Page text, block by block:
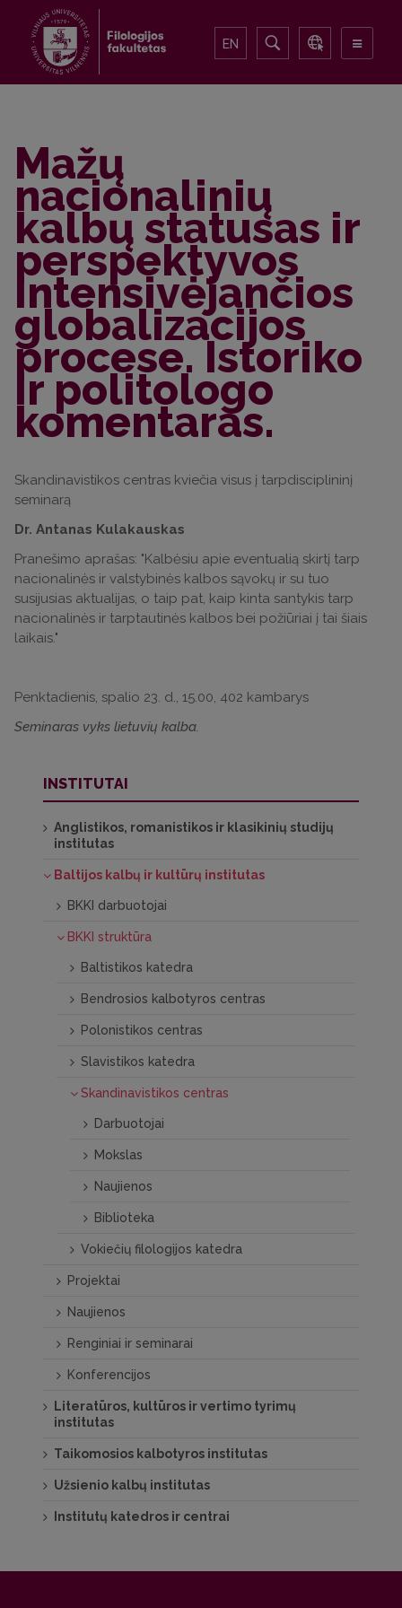
EN
Mažų
nacionalinių
kalbų statusas ir
perspektyvos
intensivėjančios
globalizacijos
procese. Istoriko
ir politologo
komentaras.
Skandinavistikos centras kviečia visus į tarpdisciplininį
seminarą
Dr. Antanas Kulakauskas
Pranešimo aprašas: "Kalbėsiu apie eventualią skirtį tarp
nacionalinės ir valstybinės kalbos sąvokų ir su tuo
susijusias aktualijas, o taip pat, kaip kinta santykis tarp
nacionalinės ir tarptautinės kalbos bei požiūriai į tai šiais
laikais."
Penktadienis, spalio 23. d., 15.00, 402 kambarys
Seminaras vyks lietuvių kalba.
INSTITUTAI
Anglistikos, romanistikos ir klasikinių studijų
institutas
Baltijos kalbų ir kultūrų institutas
BKKI darbuotojai
BKKI struktūra
Baltistikos katedra
Bendrosios kalbotyros centras
Polonistikos centras
Slavistikos katedra
Skandinavistikos centras
Darbuotojai
Mokslas
Naujienos
Biblioteka
Vokiečių filologijos katedra
Projektai
Naujienos
Renginiai ir seminarai
Konferencijos
Literatūros, kultūros ir vertimo tyrimų
institutas
Taikomosios kalbotyros institutas
Užsienio kalbų institutas
Institutų katedros ir centrai